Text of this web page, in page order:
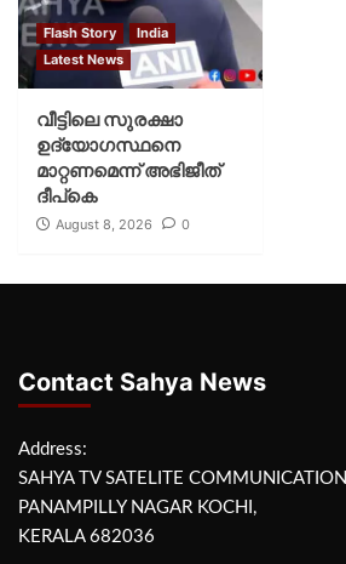
Flash Story
India
Latest News
വീട്ടിലെ സുരക്ഷാ
ഉദ്യോഗസ്ഥനെ
മാറ്റണമെന്ന് അഭിജീത്
ദീപ്‌കെ
August 8, 2026 0
Contact Sahya News
Address:
SAHYA TV SATELITE COMMUNICATION
PANAMPILLY NAGAR KOCHI,
KERALA 682036